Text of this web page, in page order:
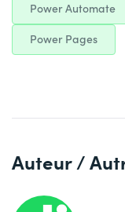
Power Automate
Power Pages
Auteur /